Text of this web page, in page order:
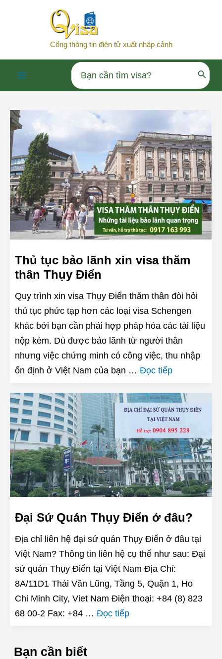
Cổng thông tin điện tử xuất nhập cảnh
Menu
Search
for:
Thủ tục bảo lãnh xin visa thăm
thân Thụy Điển
Quy trình xin visa Thụy Điển thăm thân đòi hỏi
thủ tục phức tạp hơn các loại visa Schengen
khác bởi bạn cần phải hợp pháp hóa các tài liệu
nộp kèm. Dù được bảo lãnh từ người thân
nhưng việc chứng minh có công việc, thu nhập
ổn định ở Việt Nam của bạn … Đọc tiếp
Đại Sứ Quán Thụy Điển ở đâu?
Địa chỉ liên hệ đại sứ quán Thụy Điển ở đâu tại
Việt Nam? Thông tin liên hệ cụ thể như sau: Đại
sứ quán Thụy Điển tại Việt Nam Địa Chỉ:
8A/11D1 Thái Văn Lũng, Tầng 5, Quận 1, Ho
Chi Minh City, Viet Nam Điện thoại: +84 (8) 823
68 00-2 Fax: +84 … Đọc tiếp
Bạn cần biết